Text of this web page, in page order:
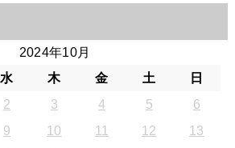
2024年10月
水 木 金 土
日
2 3 4 5
6
9 10 11 12
13